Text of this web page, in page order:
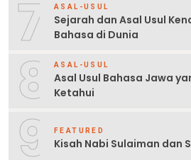
7 ASAL-USUL
Sejarah dan Asal Usul
Bahasa di Dunia
8 ASAL-USUL
Asal Usul Bahasa Jawa
Ketahui
9 FEATURED
Kisah Nabi Sulaiman dan